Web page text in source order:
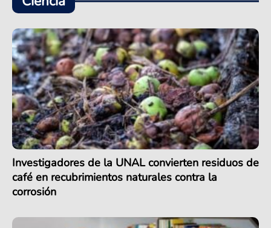
Investigadores de la UNAL convierten residuos de
café en recubrimientos naturales contra la
corrosión